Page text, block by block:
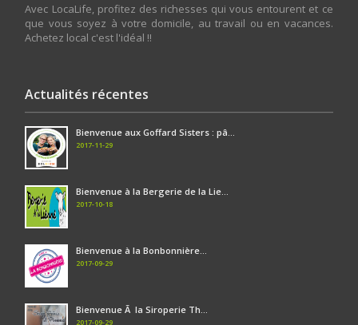
Avec LocaLife, profitez des richesses qui vous entourent et ce
que vous soyez à votre domicile, au travail ou en vacances.
Achetez local c'est l'idéal !!
Actualités récentes
Bienvenue aux Goffard Sisters : pâ...
2017-11-29
Bienvenue à la Bergerie de la Lie...
2017-10-18
Bienvenue à la Bonbonnière...
2017-09-29
Bienvenue Ã la Siroperie Th...
2017-09-29